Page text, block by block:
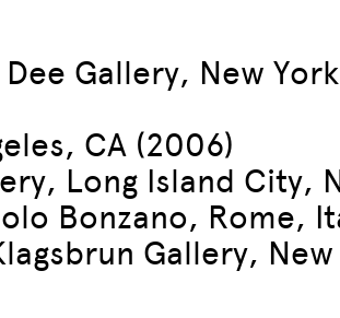
Gallery, New
CA (2006)
Long Island City,
Bonzano, Rome,
Gallery, New